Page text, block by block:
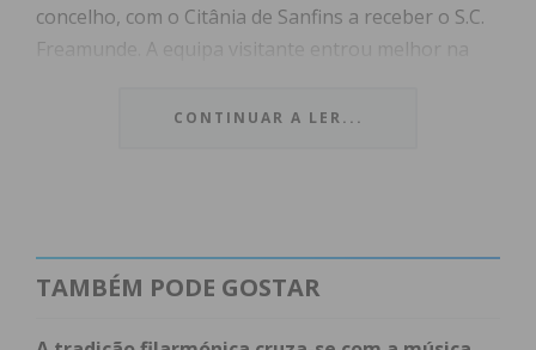
concelho, com o Citânia de Sanfins a receber o S.C.
Freamunde. A equipa visitante entrou melhor na
enquanto o Citânia apostava sobretudo no contra-
guarda-redes do Citânia, que esteve em grande
plano. A melhor oportunidade do primeiro tempo
pertenceu também ao Freamunde, com Abílio, que,
CONTINUAR A LER...
TAMBÉM PODE GOSTAR